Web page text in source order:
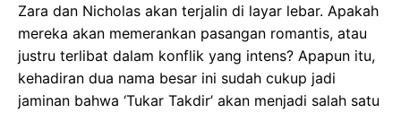
Zara dan Nicholas akan terjalin di layar lebar. Apakah
mereka akan memerankan pasangan romantis, atau
justru terlibat dalam konflik yang intens? Apapun itu,
kehadiran dua nama besar ini sudah cukup jadi
jaminan bahwa ‘Tukar Takdir’ akan menjadi salah satu